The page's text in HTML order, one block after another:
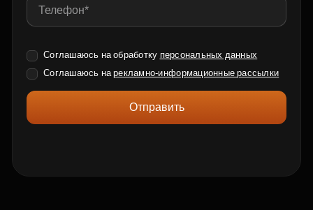
Соглашаюсь на обработку персональных данных
Соглашаюсь нарекламно-информационные рассылки
Отправить